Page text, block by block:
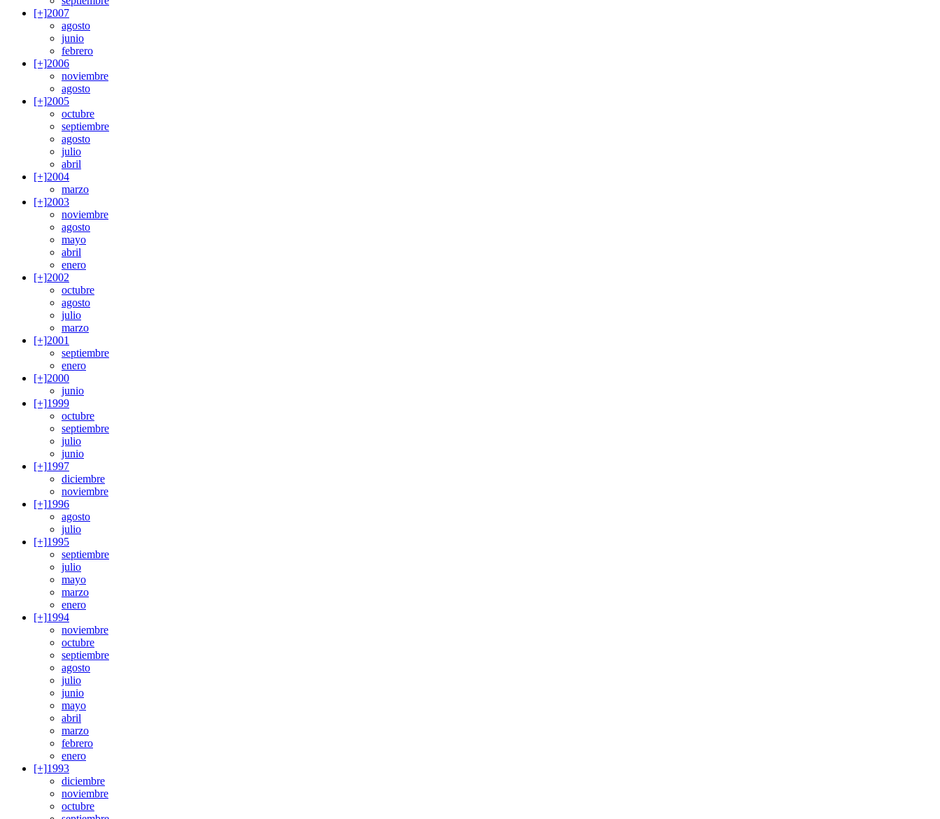
[+]2007
agosto
junio
febrero
[+]2006
noviembre
agosto
[+]2005
octubre
septiembre
agosto
julio
abril
[+]2004
marzo
[+]2003
noviembre
agosto
mayo
abril
enero
[+]2002
octubre
agosto
julio
marzo
[+]2001
septiembre
enero
[+]2000
junio
[+]1999
octubre
septiembre
julio
junio
[+]1997
diciembre
noviembre
[+]1996
agosto
julio
[+]1995
septiembre
julio
mayo
marzo
enero
[+]1994
noviembre
octubre
septiembre
agosto
julio
junio
mayo
abril
marzo
febrero
enero
[+]1993
diciembre
noviembre
octubre